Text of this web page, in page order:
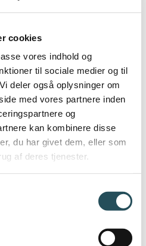
cookies
vores indhold og
til sociale medier og til
deler også oplysninger om
med vores partnere inden
og
kan kombinere disse
du har givet dem, eller som
af deres tjenester.
Der bliver også
stille spørgsmål
eller
der har ansvaret
så du er